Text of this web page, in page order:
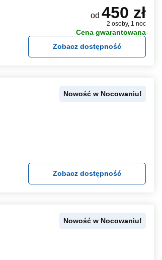
od 450 zł
2 osoby, 1 noc
Cena gwarantowana
Zobacz dostępność
Nowość w Nocowaniu!
Zobacz dostępność
Nowość w Nocowaniu!